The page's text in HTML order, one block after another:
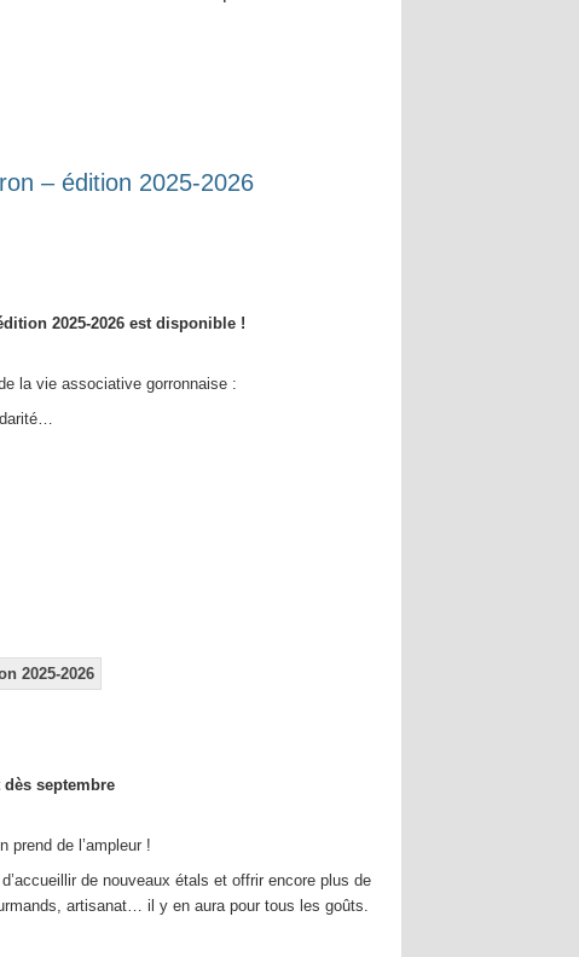
– édition 2025-2026
2025-2026 est disponible !
la vie associative gorronnaise :
2025-2026
dès septembre
prend de l’ampleur !
de nouveaux étals et offrir encore plus de
artisanat… il y en aura pour tous les goûts.